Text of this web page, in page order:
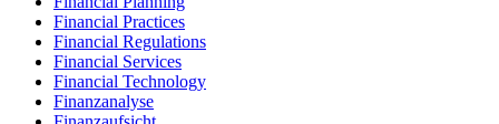
Financial Practices
Financial Regulations
Financial Services
Financial Technology
Finanzanalyse